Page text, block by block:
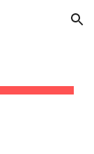
Skip to navigation